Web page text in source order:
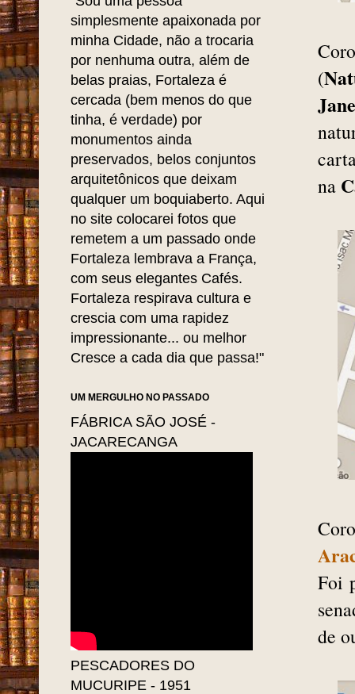
(
na
Foi
de
simplesmente apaixonada por
minha Cidade, não a trocaria
por nenhuma outra, além de
belas praias, Fortaleza é
cercada (bem menos do que
tinha, é verdade) por
monumentos ainda
preservados, belos conjuntos
arquitetônicos que deixam
qualquer um boquiaberto. Aqui
no site colocarei fotos que
remetem a um passado onde
Fortaleza lembrava a França,
com seus elegantes Cafés.
Fortaleza respirava cultura e
crescia com uma rapidez
impressionante... ou melhor
Cresce a cada dia que passa!"
UM MERGULHO NO PASSADO
FÁBRICA SÃO JOSÉ -
JACARECANGA
PESCADORES DO
MUCURIPE - 1951